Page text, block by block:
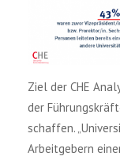
Ziel der CHE
der
schaffen.
Arbeitgebern